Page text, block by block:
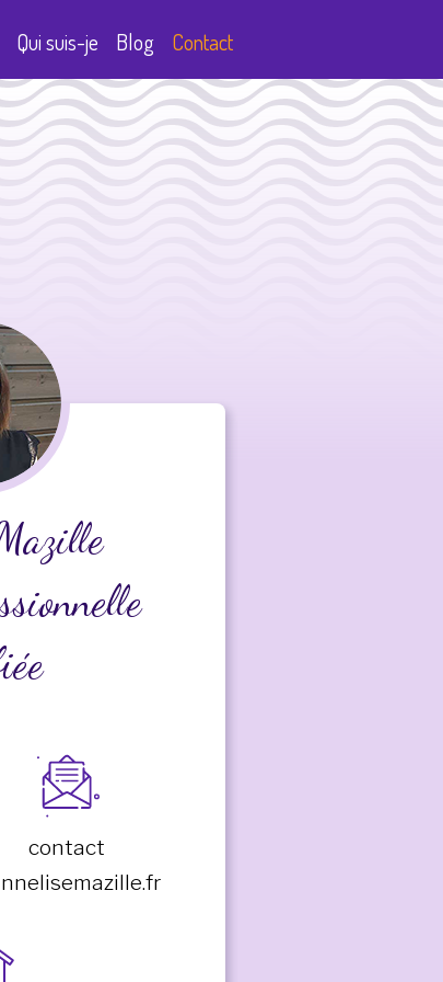
Qui suis-je Blog Contact
contact